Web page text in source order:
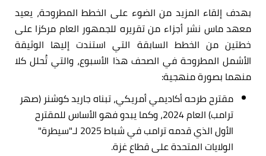
بهدف إلقاء المزيد من الضوء على الخطط المطروحة، يعيد
معهد ماس نشر أجزاء من تقريره للجمهور العام مركزا على
خطتين من الخطط السابقة التي استندت إليها الوثيقة
الأشمل المطروحة في الصحف هذا الأسبوع، والتي تُحلل كلا
منهما بصورة منهجية:
مقترح طرحه أكاديمي أمريكي، تبناه جاريد كوشنر (صهر
ترامب) العام 2024، وكما يبدو فهو الأساس للمقترح
الأول الذي قدمه ترامب في شباط 2025 لـ"سيطرة"
الولايات المتحدة على قطاع غزة.